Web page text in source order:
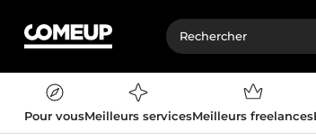
Pour vousMeilleurs servicesMeilleurs freelances